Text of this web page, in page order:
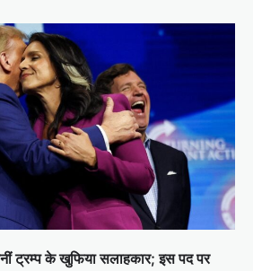
ट्रम्प के खुफिया सलाहकार; इस पद पर